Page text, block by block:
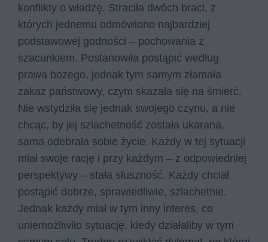
konflikty o władzę. Straciła dwóch braci, z
których jednemu odmówiono najbardziej
podstawowej godności – pochowania z
szacunkiem. Postanowiła postąpić według
prawa bożego, jednak tym samym złamała
zakaz państwowy, czym skazała się na śmierć.
Nie wstydziła się jednak swojego czynu, a nie
chcąc, by jej szlachetność została ukarana,
sama odebrała sobie życie. Każdy w tej sytuacji
miał swoje rację i przy każdym – z odpowiedniej
perspektywy – stała słuszność. Każdy chciał
postąpić dobrze, sprawiedliwie, szlachetnie.
Jednak każdy miał w tym inny interes, co
uniemożliwiło sytuację, kiedy działaliby w tym